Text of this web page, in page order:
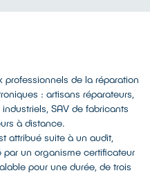
professionnels de la réparation
: artisans réparateurs,
SAV de fabricants
à distance.
attribué suite à un audit,
un organisme certificateur
pour une durée, de trois